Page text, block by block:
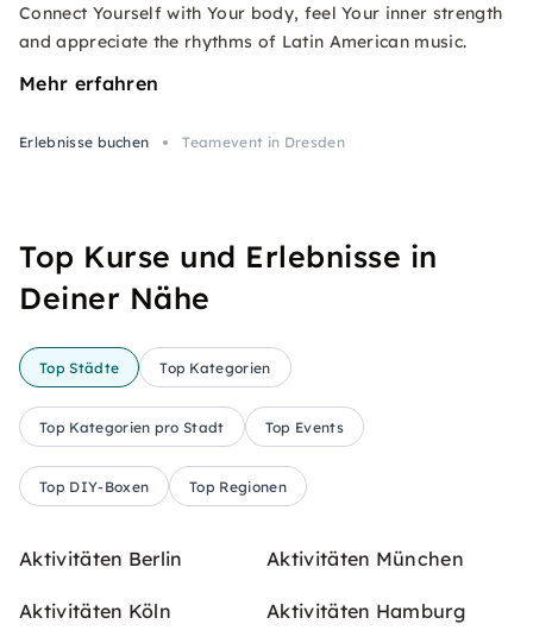
Connect Yourself with Your body, feel Your inner strength
and appreciate the rhythms of Latin American music.
Mehr erfahren
Erlebnisse buchen Teamevent in Dresden
Top Kurse und Erlebnisse in
Deiner Nähe
Top Städte Top Kategorien
Top Kategorien pro Stadt Top Events
Top DIY-Boxen Top Regionen
Aktivitäten Berlin Aktivitäten München
Aktivitäten Köln Aktivitäten Hamburg